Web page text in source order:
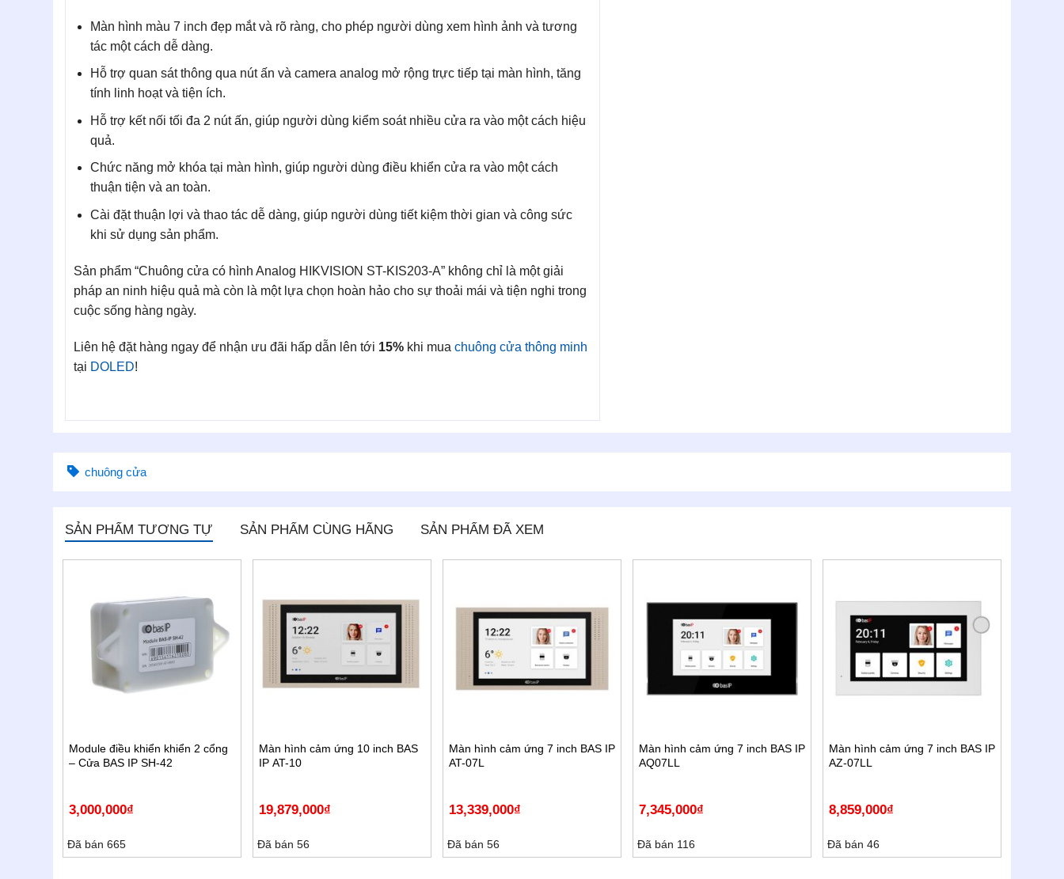
Màn hình màu 7 inch đẹp mắt và rõ ràng, cho phép người dùng xem hình ảnh và tương
tác một cách dễ dàng.
Hỗ trợ quan sát thông qua nút ấn và camera analog mở rộng trực tiếp tại màn hình, tăng
tính linh hoạt và tiện ích.
Hỗ trợ kết nối tối đa 2 nút ấn, giúp người dùng kiểm soát nhiều cửa ra vào một cách hiệu
quả.
Chức năng mở khóa tại màn hình, giúp người dùng điều khiển cửa ra vào một cách
thuận tiện và an toàn.
Cài đặt thuận lợi và thao tác dễ dàng, giúp người dùng tiết kiệm thời gian và công sức
khi sử dụng sản phẩm.
Sản phẩm “Chuông cửa có hình Analog HIKVISION ST-KIS203-A” không chỉ là một giải
pháp an ninh hiệu quả mà còn là một lựa chọn hoàn hảo cho sự thoải mái và tiện nghi trong
cuộc sống hàng ngày.
Liên hệ đặt hàng ngay để nhận ưu đãi hấp dẫn lên tới 15% khi mua chuông cửa thông minh
tại DOLED!
chuông cửa
SẢN PHẨM TƯƠNG TỰ SẢN PHẨM CÙNG HÃNG SẢN PHẨM ĐÃ XEM
Module điều khiển khiển 2 cổng
– Cửa BAS IP SH-42
3,000,000₫
Đã bán 665
Màn hình cảm ứng 10 inch BAS
IP AT-10
19,879,000₫
Đã bán 56
Màn hình cảm ứng 7 inch BAS IP
AT-07L
13,339,000₫
Đã bán 56
Màn hình cảm ứng 7 inch BAS IP
AQ07LL
7,345,000₫
Đã bán 116
Màn hình cảm ứng 7 inch BAS IP
AZ-07LL
8,859,000₫
Đã bán 46